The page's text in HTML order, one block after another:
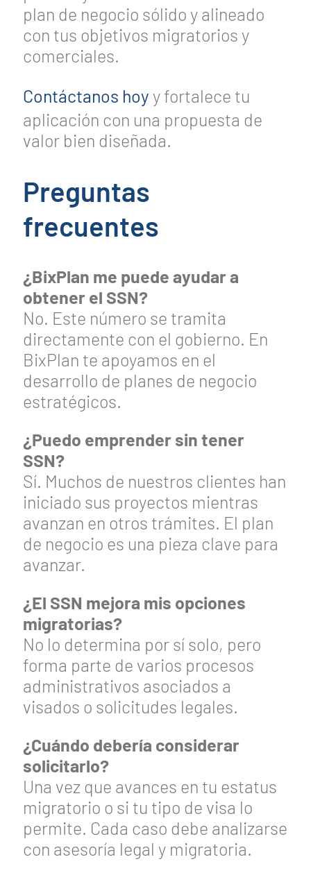
plan de negocio sólido y alineado
con tus objetivos migratorios y
comerciales.
Contáctanos hoy y fortalece tu
aplicación con una propuesta de
valor bien diseñada.
Preguntas
frecuentes
¿BixPlan me puede ayudar a
obtener el SSN?
No. Este número se tramita
directamente con el gobierno. En
BixPlan te apoyamos en el
desarrollo de planes de negocio
estratégicos.
¿Puedo emprender sin tener
SSN?
Sí. Muchos de nuestros clientes han
iniciado sus proyectos mientras
avanzan en otros trámites. El plan
de negocio es una pieza clave para
avanzar.
¿El SSN mejora mis opciones
migratorias?
No lo determina por sí solo, pero
forma parte de varios procesos
administrativos asociados a
visados o solicitudes legales.
¿Cuándo debería considerar
solicitarlo?
Una vez que avances en tu estatus
migratorio o si tu tipo de visa lo
permite. Cada caso debe analizarse
con asesoría legal y migratoria.